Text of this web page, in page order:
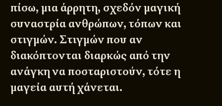
πίσω, μια άρρητη, σχεδόν μαγική
συναστρία ανθρώπων, τόπων και
στιγμών. Στιγμών που αν
διακόπτονται διαρκώς από την
ανάγκη να ποσταριστούν, τότε η
μαγεία αυτή χάνεται.